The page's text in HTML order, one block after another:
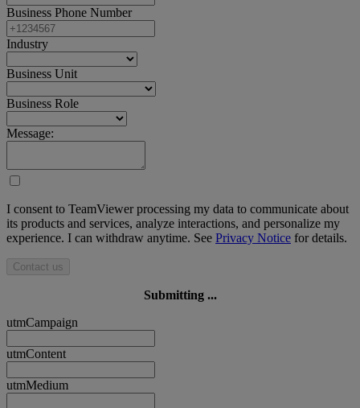
Business Phone Number
Industry
Business Unit
Business Role
Message:
I consent to TeamViewer processing my data to communicate about
its products and services, analyze interactions, and personalize my
experience. I can withdraw anytime. See Privacy Notice for details.
Contact us
Submitting ...
utmCampaign
utmContent
utmMedium